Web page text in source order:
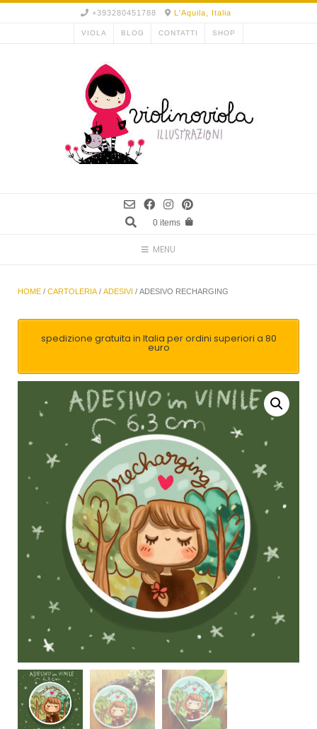
+393280451788 L'Aquila, Italia
VIOLA BLOG CONTATTI SHOP
0 items
MENU
HOME / CARTOLERIA / ADESIVI / ADESIVO RECHARGING
spedizione gratuita in Italia per ordini superiori a 80
euro